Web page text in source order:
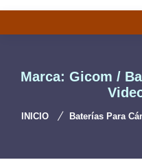
Marca: Gicom /
INICIO Baterías Para